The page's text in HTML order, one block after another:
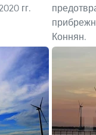
гг.
Коннян.